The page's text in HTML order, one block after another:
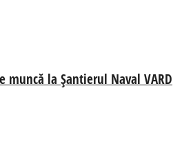
muncă la Șantierul Naval VARD